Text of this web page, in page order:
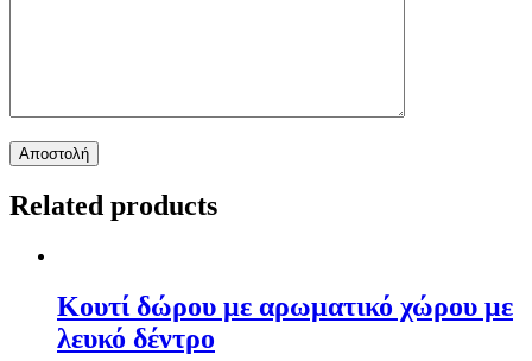
Related products
Κουτί δώρου με αρωματικό χώρου με
λευκό δέντρο